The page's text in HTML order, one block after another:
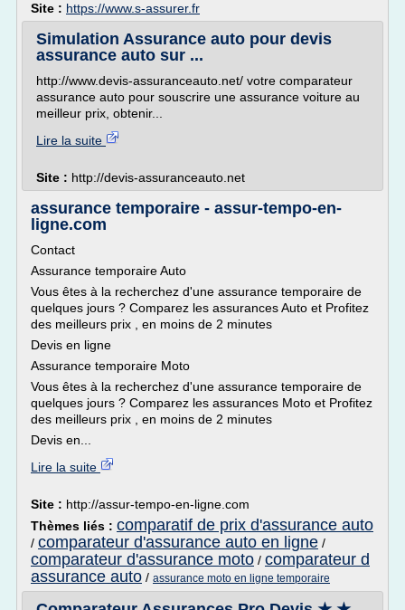
Site : https://www.s-assurer.fr
Simulation Assurance auto pour devis
assurance auto sur ...
http://www.devis-assuranceauto.net/ votre comparateur
assurance auto pour souscrire une assurance voiture au
meilleur prix, obtenir...
Lire la suite
Site : http://devis-assuranceauto.net
assurance temporaire - assur-tempo-en-
ligne.com
Contact
Assurance temporaire Auto
Vous êtes à la recherchez d'une assurance temporaire de
quelques jours ? Comparez les assurances Auto et Profitez
des meilleurs prix , en moins de 2 minutes
Devis en ligne
Assurance temporaire Moto
Vous êtes à la recherchez d'une assurance temporaire de
quelques jours ? Comparez les assurances Moto et Profitez
des meilleurs prix , en moins de 2 minutes
Devis en...
Lire la suite
Site : http://assur-tempo-en-ligne.com
Thèmes liés : comparatif de prix d'assurance auto
/ comparateur d'assurance auto en ligne /
comparateur d'assurance moto / comparateur d
assurance auto / assurance moto en ligne temporaire